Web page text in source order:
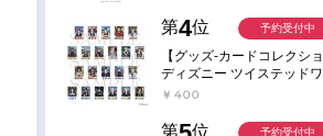
第4位
【グッズ-カードコレクショ
ディズニー ツイステッド
ーランド ランダムカードコ
￥400
予約受付中
第 位 予約受付中